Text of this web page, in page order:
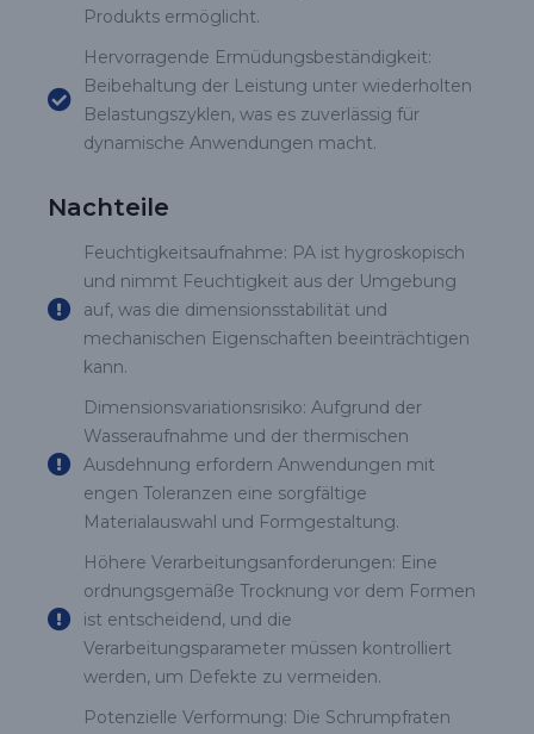
Produkts ermöglicht.
Hervorragende Ermüdungsbeständigkeit:
Beibehaltung der Leistung unter wiederholten
Belastungszyklen, was es zuverlässig für
dynamische Anwendungen macht.
Nachteile
Feuchtigkeitsaufnahme: PA ist hygroskopisch
und nimmt Feuchtigkeit aus der Umgebung
auf, was die dimensionsstabilität und
mechanischen Eigenschaften beeinträchtigen
kann.
Dimensionsvariationsrisiko: Aufgrund der
Wasseraufnahme und der thermischen
Ausdehnung erfordern Anwendungen mit
engen Toleranzen eine sorgfältige
Materialauswahl und Formgestaltung.
Höhere Verarbeitungsanforderungen: Eine
ordnungsgemäße Trocknung vor dem Formen
ist entscheidend, und die
Verarbeitungsparameter müssen kontrolliert
werden, um Defekte zu vermeiden.
Potenzielle Verformung: Die Schrumpfraten